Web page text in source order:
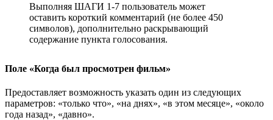
Выполняя ШАГИ 1-7 пользователь может
оставить короткий комментарий (не более 450
символов), дополнительно раскрывающий
содержание пункта голосования.
Поле «Когда был просмотрен фильм»
Предоставляет возможность указать один из следующих
параметров: «только что», «на днях», «в этом месяце», «около
года назад», «давно».